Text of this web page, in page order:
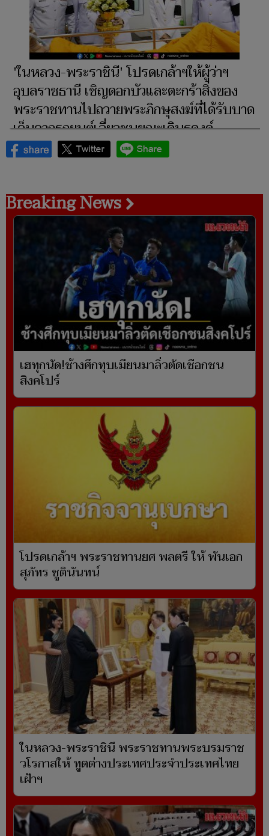
'ในหลวง-พระราชินี' โปรดเกล้าฯให้ผู้ว่าฯ
อุบลราชธานี เชิญดอกบัวและตะกร้าสิ่งของ
พระราชทานไปถวายพระภิกษุสงฆ์ที่ได้รับบาด
เจ็บจากรถยนต์เฉี่ยวชนขณะเดินธุดงค์
Breaking News
เฮทุกนัด!ช้างศึกทุบเมียนมาลิ่วตัดเชือกชน
สิงคโปร์
โปรดเกล้าฯ พระราชทานยศ พลตรี ให้ พันเอก
สุภัทร ชูตินันทน์
ในหลวง-พระราชินี พระราชทานพระบรมราช
วโรกาสให้ ทูตต่างประเทศประจำประเทศไทย
เฝ้าฯ